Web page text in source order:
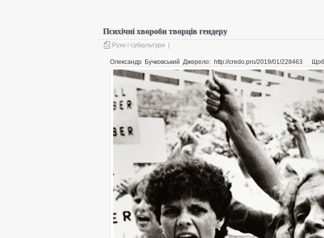
Психічні хвороби творців гендеру
Рухи і субкультури
Олександр Бучковський Джерело: http://credo.pro/2019/01/228463